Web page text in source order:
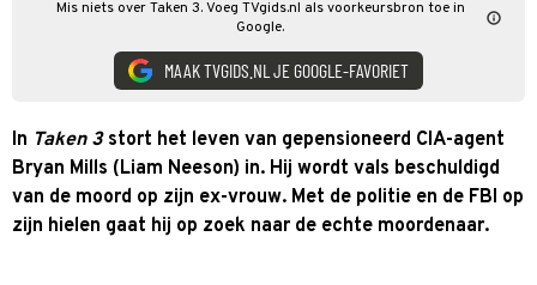
Mis niets over Taken 3. Voeg TVgids.nl als voorkeursbron toe in
Google.
MAAK TVGIDS.NL JE GOOGLE-FAVORIET
In Taken 3stort het leven van gepensioneerd CIA-agent
Bryan Mills (Liam Neeson) in. Hij wordt vals beschuldigd
van de moord op zijn ex-vrouw. Met de politie en de FBI op
zijn hielen gaat hij op zoek naar de echte moordenaar.